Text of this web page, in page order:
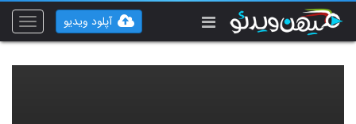
Toggle
آپلود ویدیو